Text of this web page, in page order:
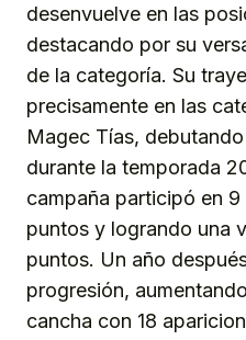
desenvuelve en las
destacando por su
de la categoría. Su
precisamente en las
Magec Tías,
durante la temporada
campaña participó en
puntos y logrando una
puntos. Un año
progresión,
cancha con 18